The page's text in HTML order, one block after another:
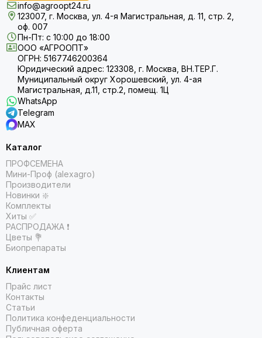
info@agroopt24.ru
123007, г. Москва, ул. 4-я Магистральная, д. 11, стр. 2,
оф. 007
Пн-Пт: с 10:00 до 18:00
ООО «АГРООПТ»
ОГРН: 5167746200364
Юридический адрес: 123308, г. Москва, ВН.ТЕР.Г.
Муниципальный округ Хорошевский, ул. 4-ая
Магистральная, д.11, стр.2, помещ. 1Ц
WhatsApp
Telegram
MAX
Каталог
ПРОФСЕМЕНА
Мини-Проф (alexagro)
Производители
Новинки ❇️
Комплекты
Хиты ✅
РАСПРОДАЖА ❗️
Цветы 💐
Биопрепараты
Клиентам
Прайс лист
Контакты
Статьи
Политика конфеденциальности
Публичная оферта